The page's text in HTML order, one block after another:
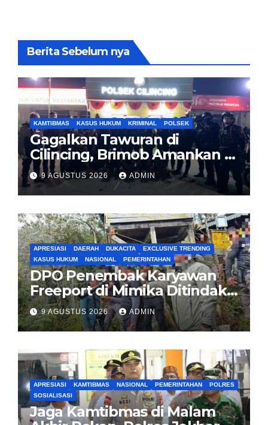
Berita Sebelum nya
KAMTIBMAS KASUS HUKUM KRIMINAL POLSEK
Gagalkan Tawuran di
Cilincing, Brimob Amankan 5
Pemuda dan 2 Bilah Parang
9 AGUSTUS 2026 ADMIN
APRESIASI DAERAH DUKACITA
EXCLUSIVE TRENDING
KASUS HUKUM
NASIONAL PEMERINTAHAN
DPO Penembak Karyawan
Freeport di Mimika Ditindak
Satgas Amole-2026 di
Tembagapura
9 AGUSTUS 2026 ADMIN
APRESIASI KAMTIBMAS NASIONAL PEMERINTAHAN
POLRES
SOSIALISASI
Jaga Kamtibmas di Malam